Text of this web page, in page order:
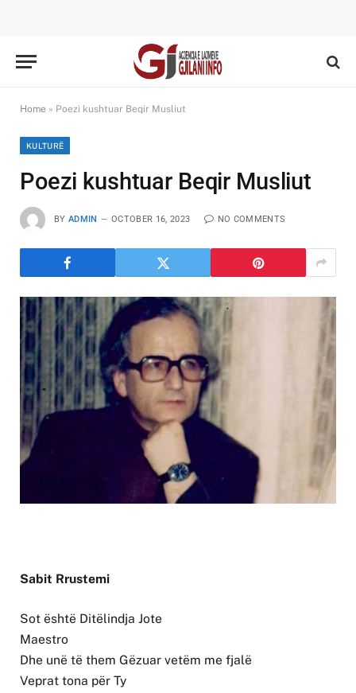
Home » Poezi kushtuar Beqir Musliut
KULTURË
Poezi kushtuar Beqir Musliut
BY ADMIN OCTOBER 16, 2023 NO COMMENTS
Sabit Rrustemi
Sot është Ditëlindja Jote
Maestro
Dhe unë të them Gëzuar vetëm me fjalë
Veprat tona për Ty